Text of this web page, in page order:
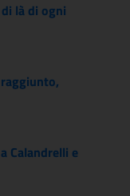
là di ogni
Calandrelli e